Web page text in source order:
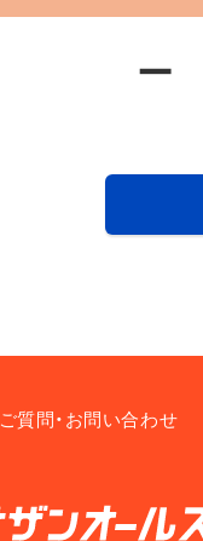
ー
質問・お問い合わせ